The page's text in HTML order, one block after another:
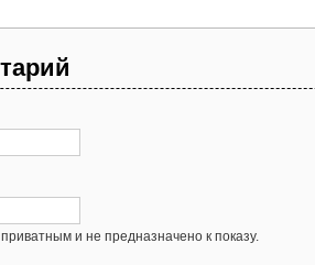
и не предназначено к показу.